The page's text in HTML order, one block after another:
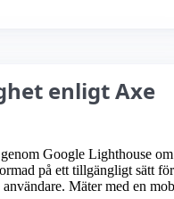
enligt Axe
Google Lighthouse om
på ett tillgängligt sätt för
Mäter med en